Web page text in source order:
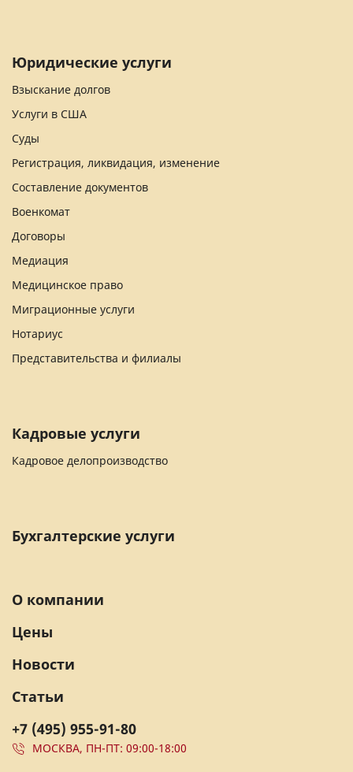
Юридические услуги
Взыскание долгов
Услуги в США
Суды
Регистрация, ликвидация, изменение
Составление документов
Военкомат
Договоры
Медиация
Медицинское право
Миграционные услуги
Нотариус
Представительства и филиалы
Кадровые услуги
Кадровое делопроизводство
Бухгалтерские услуги
+7 (495) 955-91-80
МОСКВА, ПН-ПТ: 09:00-18:00
О компании
Цены
Новости
Статьи